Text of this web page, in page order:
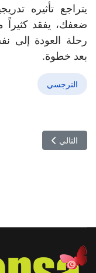
يتراجع تأثيره
ضعفك، يفقد كثيراً
رحلة العودة إلى
بعد خطوة.
النرجسي
المقال التالي: تحت
التالي